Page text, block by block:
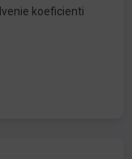
koeficienti